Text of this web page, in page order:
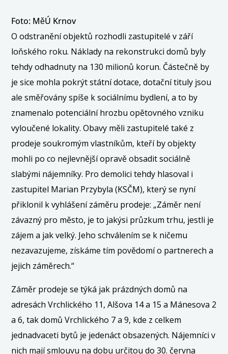
Foto: MěÚ Krnov
O odstranění objektů rozhodli zastupitelé v září
loňského roku. Náklady na rekonstrukci domů byly
tehdy odhadnuty na 130 milionů korun. Částečně by
je sice mohla pokrýt státní dotace, dotační tituly jsou
ale směřovány spíše k sociálnímu bydlení, a to by
znamenalo potenciální hrozbu opětovného vzniku
vyloučené lokality. Obavy měli zastupitelé také z
prodeje soukromým vlastníkům, kteří by objekty
mohli po co nejlevnější opravě obsadit sociálně
slabými nájemníky. Pro demolici tehdy hlasoval i
zastupitel Marian Przybyla (KSČM), který se nyní
přiklonil k vyhlášení záměru prodeje: „Záměr není
závazný pro město, je to jakýsi průzkum trhu, jestli je
zájem a jak velký. Jeho schválením se k ničemu
nezavazujeme, získáme tím povědomí o partnerech a
jejich záměrech.“
Záměr prodeje se týká jak prázdných domů na
adresách Vrchlického 11, Alšova 14 a 15 a Mánesova 2
a 6, tak domů Vrchlického 7 a 9, kde z celkem
jednadvaceti bytů je jedenáct obsazených. Nájemníci v
nich mají smlouvu na dobu určitou do 30. června